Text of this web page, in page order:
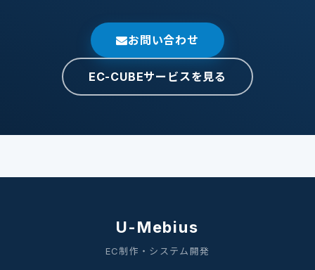
お問い合わせ
EC-CUBEサービスを見る
U-Mebius
EC制作・システム開発